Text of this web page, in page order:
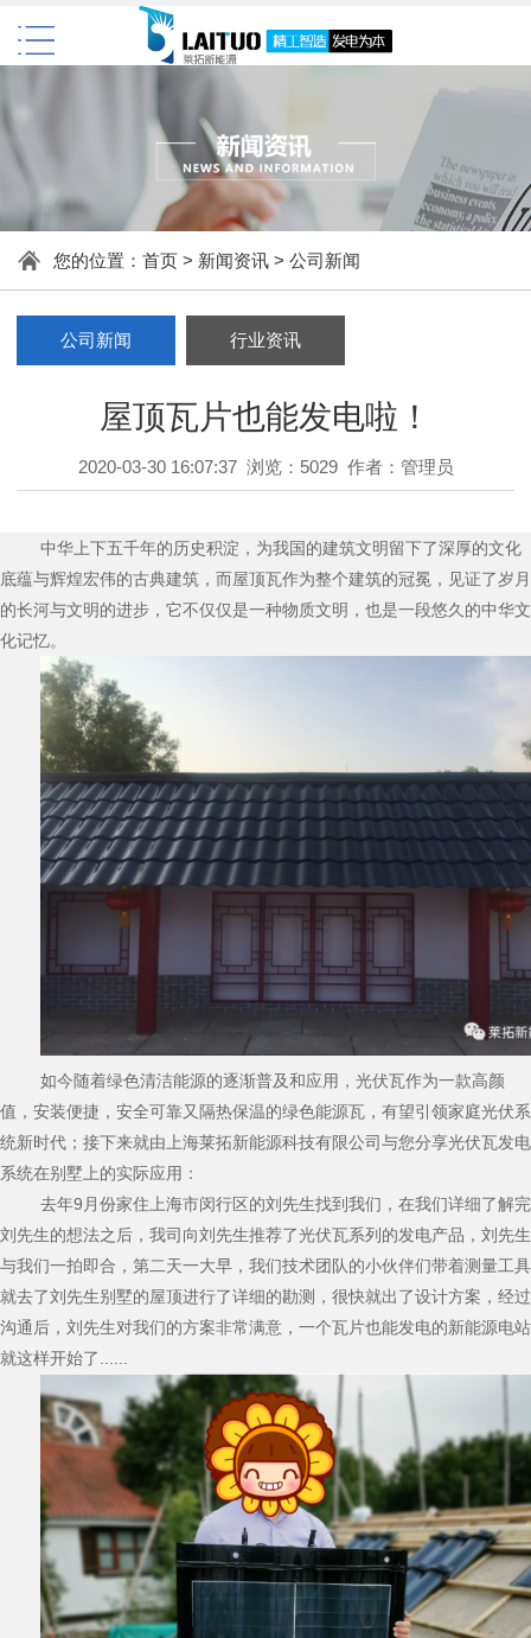
您的位置： 首页> 新闻资讯> 公司新闻
公司新闻 行业资讯
屋顶瓦片也能发电啦！
2020-03-30 16:07:37 浏览：5029 作者：管理员
中华上下五千年的历史积淀，为我国的建筑文明留下了深厚的文化
底蕴与辉煌宏伟的古典建筑，而屋顶瓦作为整个建筑的冠冕，见证了岁月
的长河与文明的进步，它不仅仅是一种物质文明，也是一段悠久的中华文
化记忆。
如今随着绿色清洁能源的逐渐普及和应用，光伏瓦作为一款高颜
值，安装便捷，安全可靠又隔热保温的绿色能源瓦，有望引领家庭光伏系
统新时代；接下来就由上海莱拓新能源科技有限公司与您分享光伏瓦发电
系统在别墅上的实际应用：
去年9月份家住上海市闵行区的刘先生找到我们，在我们详细了解完
刘先生的想法之后，我司向刘先生推荐了光伏瓦系列的发电产品，刘先生
与我们一拍即合，第二天一大早，我们技术团队的小伙伴们带着测量工具
就去了刘先生别墅的屋顶进行了详细的勘测，很快就出了设计方案，经过
沟通后，刘先生对我们的方案非常满意，一个瓦片也能发电的新能源电站
就这样开始了......